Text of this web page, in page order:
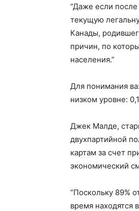
“Даже если
текущую
Канады,
причин, по
населения.”
Для понимания
низком уровне:
Джек Малде,
двухпартийной
картам за счет
экономический
“Поскольку 89%
время находятся